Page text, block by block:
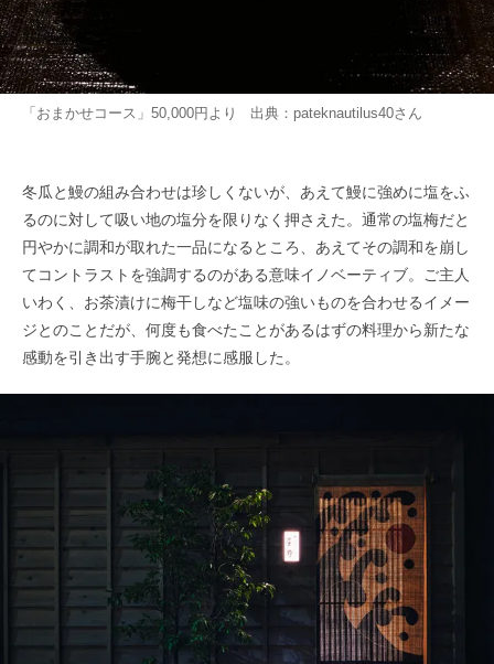
「おまかせコース」50,000円より 出典： pateknautilus40さん
冬瓜と鰻の組み合わせは珍しくないが、あえて鰻に強めに塩をふ
るのに対して吸い地の塩分を限りなく押さえた。通常の塩梅だと
円やかに調和が取れた一品になるところ、あえてその調和を崩し
てコントラストを強調するのがある意味イノベーティブ。ご主人
いわく、お茶漬けに梅干しなど塩味の強いものを合わせるイメー
ジとのことだが、何度も食べたことがあるはずの料理から新たな
感動を引き出す手腕と発想に感服した。